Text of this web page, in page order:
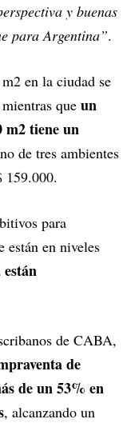
y buenas
para Argentina”.
en la ciudad se
que un
m2 tiene un
de tres ambientes
159.000.
para
están en niveles
de CABA,
de
de un 53% en
, alcanzando un